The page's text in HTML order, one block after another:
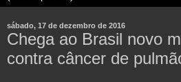
sábado, 17 de dezembro de 2016
Chega ao Brasil novo
contra câncer de